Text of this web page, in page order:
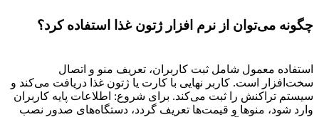
چگونه می‌توان از نرم افزار ژتون غذا استفاده کرد؟
استفاده معمول شامل ثبت کاربران، تعریف منو و اتصال
سخت‌افزار است. کاربر نهایی با کارت یا ژتون غذا دریافت می‌کند و
سیستم تراکنش را ثبت می‌کند. برای شروع: اطلاعات پایه کاربران
وارد شود، منوها و قیمت‌ها تعریف گردد، دستگاه‌های صدور نصب